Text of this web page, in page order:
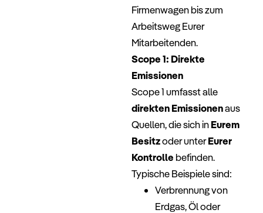
Firmenwagen bis zum
Arbeitsweg Eurer
Mitarbeitenden.
Scope 1: Direkte
Emissionen
Scope 1 umfasst alle
direkten Emissionenaus
Quellen, die sich inEurem
Besitzoder unterEurer
Kontrolle befinden.
Typische Beispiele sind:
Verbrennung von
Erdgas, Öl oder